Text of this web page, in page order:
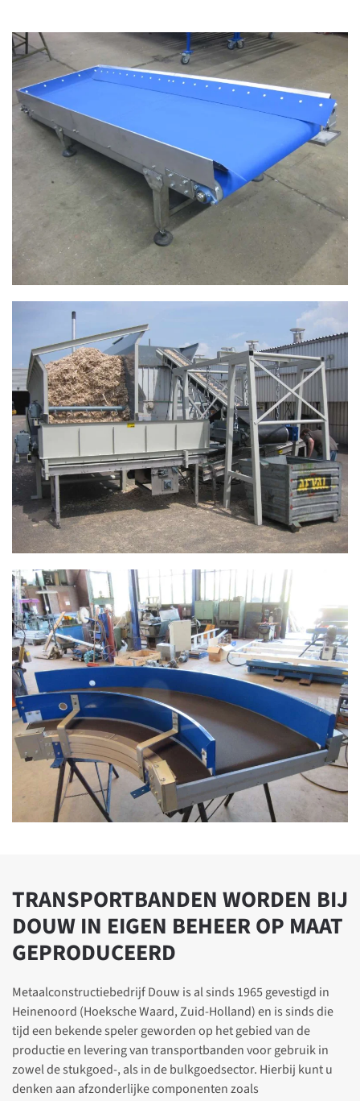
TRANSPORTBANDEN WORDEN BIJ
DOUW IN EIGEN BEHEER OP MAAT
GEPRODUCEERD
Metaalconstructiebedrijf Douw is al sinds 1965 gevestigd in
Heinenoord (Hoeksche Waard, Zuid-Holland) en is sinds die
tijd een bekende speler geworden op het gebied van de
productie en levering van transportbanden voor gebruik in
zowel de stukgoed-, als in de bulkgoedsector. Hierbij kunt u
denken aan afzonderlijke componenten zoals